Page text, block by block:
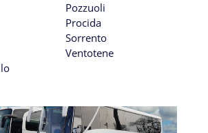
Pozzuoli
Procida
Sorrento
Ventotene